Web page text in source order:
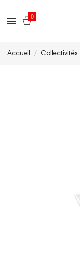
0
Accueil Collectivités